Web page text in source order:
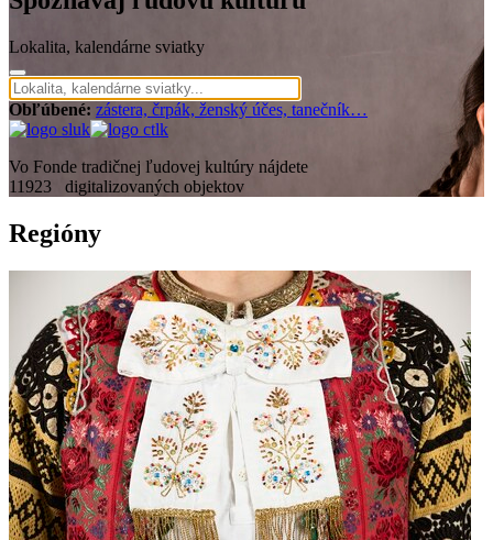
Lokalita, kalendárne sviatky
Obľúbené: zástera, črpák, ženský účes, tanečník…
Vo Fonde tradičnej ľudovej kultúry nájdete
11923 digitalizovaných objektov
Regióny